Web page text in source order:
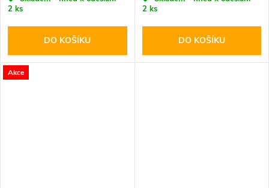
2 ks
DO KOŠÍKU
2 ks
DO KOŠÍKU
Akce